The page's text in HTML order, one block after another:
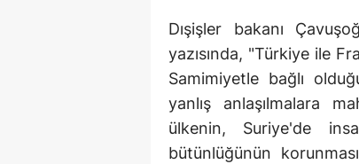
Dışişler bakanı
yazısında, "Türkiye ile
Samimiyetle bağlı
yanlış anlaşılmalara
ülkenin, Suriye'de
bütünlüğünün